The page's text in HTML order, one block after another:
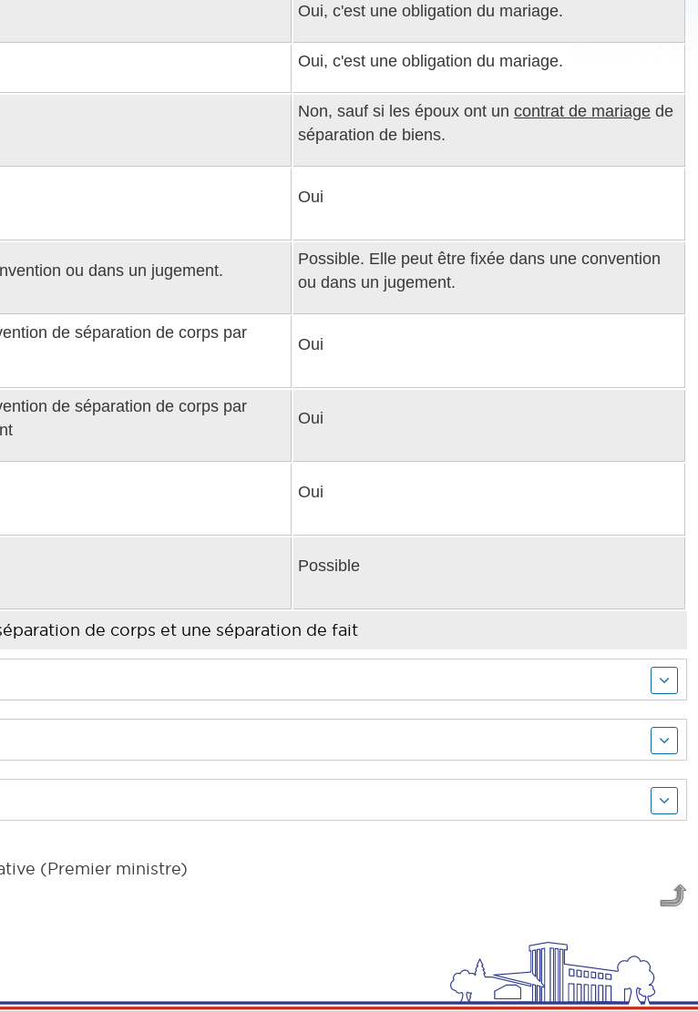
de corps et une séparation de fait
Oui, c'est une obligation du mariage.
Oui, c'est une obligation du mariage.
Non, sauf si les époux ont un contrat de mariage de
séparation de biens.
Oui
ou dans un jugement.
Possible. Elle peut être fixée dans une convention
ou dans un jugement.
de séparation de corps par
Oui
de séparation de corps par
Oui
Oui
Possible
(Premier ministre)